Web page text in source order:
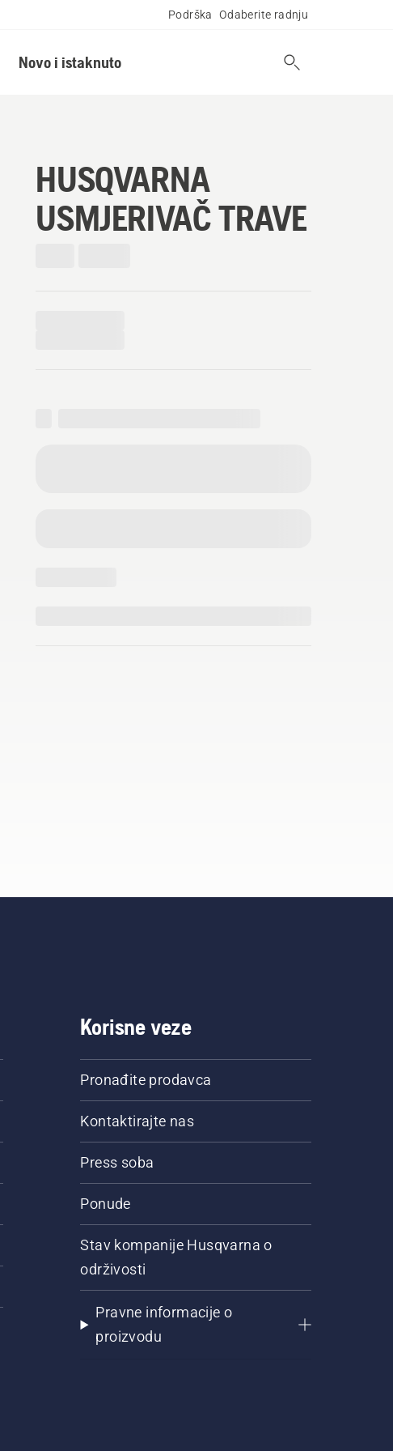
Podrška Odaberite radnju
Novo i istaknuto
HUSQVARNA
USMJERIVAČ TRAVE
Korisne veze
Pronađite prodavca
Kontaktirajte nas
Press soba
Ponude
Stav kompanije Husqvarna o
održivosti
Pravne informacije o
proizvodu